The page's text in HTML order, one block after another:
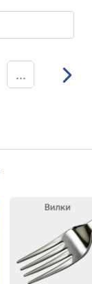
...